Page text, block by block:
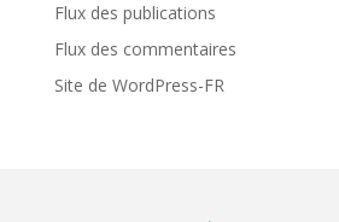
Flux des publications
Flux des commentaires
Site de WordPress-FR